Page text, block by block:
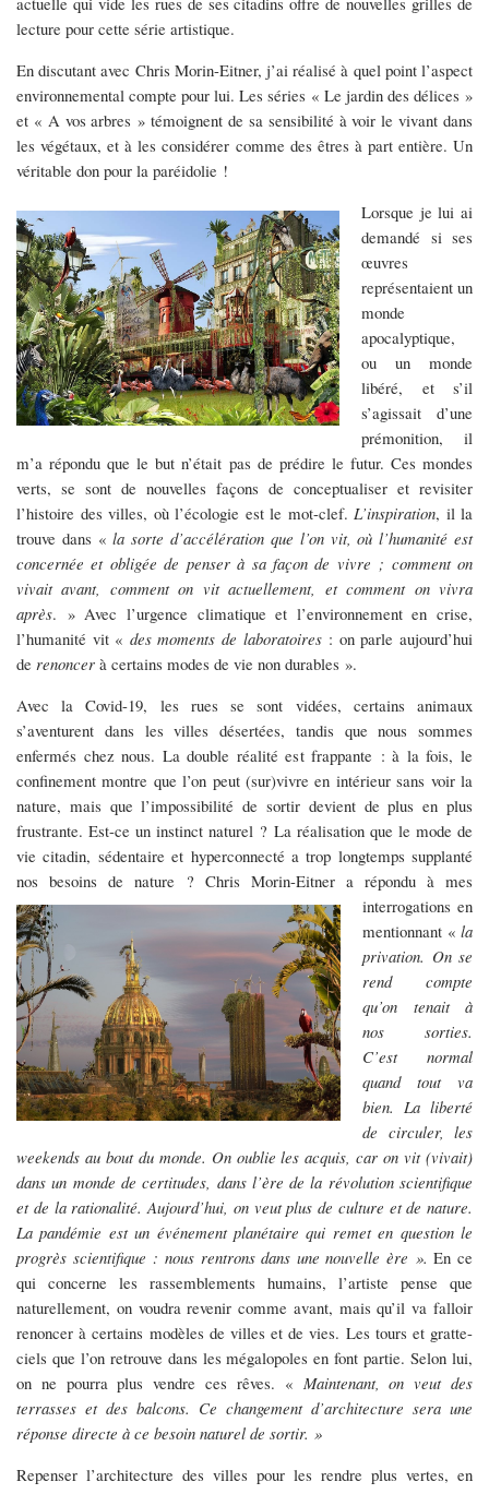
lecture pour cette série artistique.
En discutant avec Chris Morin-Eitner, j’ai réalisé à quel point l’aspect
environnemental compte pour lui. Les séries « Le jardin des délices »
et « A vos arbres » témoignent de sa sensibilité à voir le vivant dans
les végétaux, et à les considérer comme des êtres à part entière. Un
véritable don pour la paréidolie !
Lorsque je lui ai
demandé si ses
œuvres
représentaient un
monde
apocalyptique,
ou un monde
libéré, et s’il
s’agissait d’une
prémonition, il
m’a répondu que le but n’était pas de prédire le futur. Ces mondes
verts, se sont de nouvelles façons de conceptualiser et revisiter
l’histoire des villes, où l’écologie est le mot-clef. L’inspiration, il la
trouve dans «la sorte d’accélération que l’on vit, où l’humanité est
concernée et obligée de penser à sa façon de vivre ; comment on
vivait avant, comment on vit actuellement, et comment on vivra
après. » Avec l’urgence climatique et l’environnement en crise,
l’humanité vit « des moments de laboratoires: on parle aujourd’hui
de renoncer à certains modes de vie non durables ».
Avec la Covid-19, les rues se sont vidées, certains animaux
s’aventurent dans les villes désertées, tandis que nous sommes
enfermés chez nous. La double réalité est frappante : à la fois, le
confinement montre que l’on peut (sur)vivre en intérieur sans voir la
nature, mais que l’impossibilité de sortir devient de plus en plus
frustrante. Est-ce un instinct naturel ? La réalisation que le mode de
vie citadin, sédentaire et hyperconnecté a trop longtemps supplanté
nos besoins de nature ? Chris Morin-Eitner a répondu à mes
interrogations en
mentionnant « la
privation. On se
rend compte
qu’on tenait à
nos sorties.
C’est normal
quand tout va
bien. La liberté
de circuler, les
weekends au bout du monde. On oublie les acquis, car on vit (vivait)
dans un monde de certitudes, dans l’ère de la révolution scientifique
et de la rationalité. Aujourd’hui, on veut plus de culture et de nature.
La pandémie est un événement planétaire qui remet en question le
progrès scientifique : nous rentrons dans une nouvelle ère ».En ce
qui concerne les rassemblements humains, l’artiste pense que
naturellement, on voudra revenir comme avant, mais qu’il va falloir
renoncer à certains modèles de villes et de vies. Les tours et gratte-
ciels que l’on retrouve dans les mégalopoles en font partie. Selon lui,
on ne pourra plus vendre ces rêves. « Maintenant, on veut des
terrasses et des balcons. Ce changement d’architecture sera une
réponse directe à ce besoin naturel de sortir. »
Repenser l’architecture des villes pour les rendre plus vertes, en